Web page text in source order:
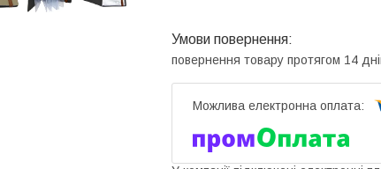
повернення товару протягом 14